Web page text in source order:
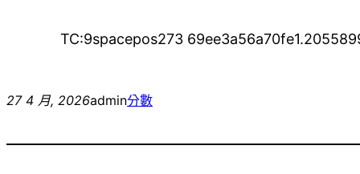
TC:9spacepos273
27 4 月, 2026admin分數